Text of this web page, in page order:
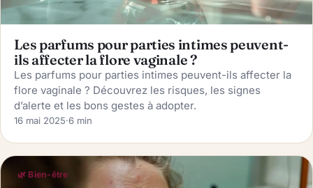
Les parfums pour parties intimes peuvent-
ils affecter la flore vaginale ?
Les parfums pour parties intimes peuvent-ils affecter la
flore vaginale ? Découvrez les risques, les signes
d’alerte et les bons gestes à adopter.
16 mai 2025·6 min
🌿 Bien-être